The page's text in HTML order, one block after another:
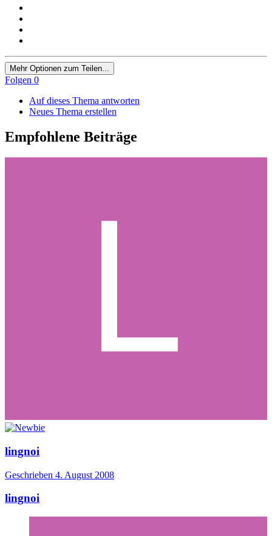
Mehr Optionen zum Teilen...
Folgen 0
Auf dieses Thema antworten
Neues Thema erstellen
Empfohlene Beiträge
lingnoi
Geschrieben 4. August 2008
lingnoi